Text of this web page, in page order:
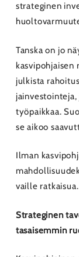
strateginen
Tanska on jo
julkista
työpaikkaa.
se aikoo
Ilman
vaille ratkaisua.
Strateginen
tasaisemmin